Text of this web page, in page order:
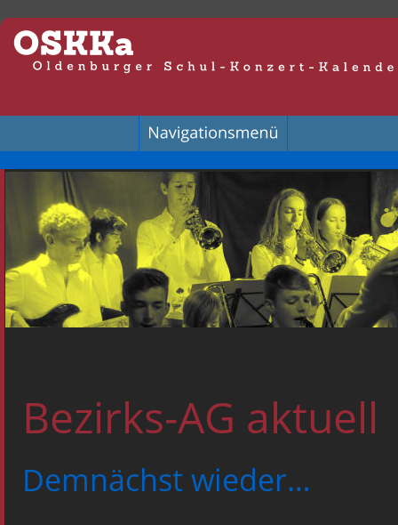
Bezirks-AG aktuell
Demnächst wieder…